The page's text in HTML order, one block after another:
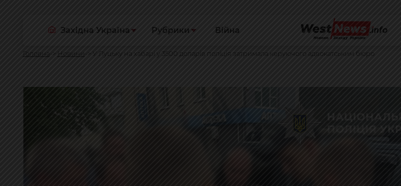
Західна Україна Рубрики Війна
Головна Новини У Луцьку на хабарі у 3500 доларів поліція затримала керуючого адвокатським бюро